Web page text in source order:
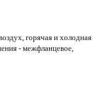
горячая и холодная
- межфланцевое,